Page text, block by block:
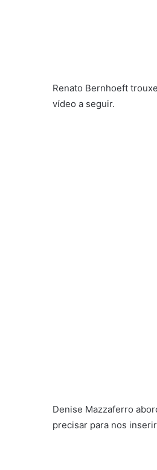
Renato Bernhoeft
vídeo a seguir.
Denise Mazzaferro
precisar para nos